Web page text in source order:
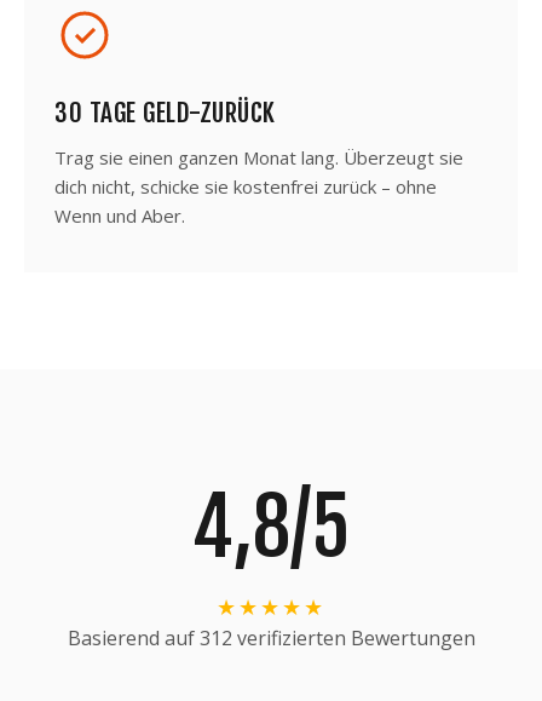
30 TAGE GELD-ZURÜCK
Trag sie einen ganzen Monat lang. Überzeugt sie
dich nicht, schicke sie kostenfrei zurück – ohne
Wenn und Aber.
4,8/5
★★★★★
Basierend auf 312 verifizierten Bewertungen